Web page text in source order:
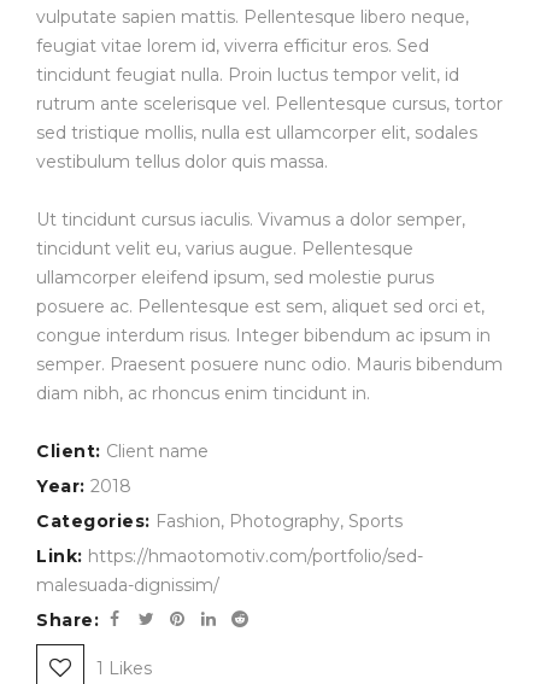
vulputate sapien mattis. Pellentesque libero neque,
feugiat vitae lorem id, viverra efficitur eros. Sed
tincidunt feugiat nulla. Proin luctus tempor velit, id
rutrum ante scelerisque vel. Pellentesque cursus, tortor
sed tristique mollis, nulla est ullamcorper elit, sodales
vestibulum tellus dolor quis massa.
Ut tincidunt cursus iaculis. Vivamus a dolor semper,
tincidunt velit eu, varius augue. Pellentesque
ullamcorper eleifend ipsum, sed molestie purus
posuere ac. Pellentesque est sem, aliquet sed orci et,
congue interdum risus. Integer bibendum ac ipsum in
semper. Praesent posuere nunc odio. Mauris bibendum
diam nibh, ac rhoncus enim tincidunt in.
Client: Client name
Year: 2018
Categories: Fashion, Photography, Sports
Link: https://hmaotomotiv.com/portfolio/sed-
malesuada-dignissim/
Share:
1 Likes